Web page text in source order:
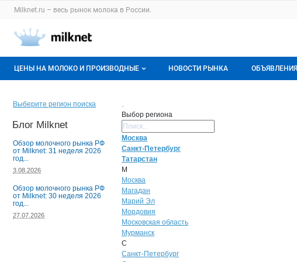
Раздел навигации по сайту milknet.ru
Milknet.ru – весь рынок молока в России.
Авторизация и меню пользователя
Навигация по разделам сайта milknet.ru
ЦЕНЫ НА МОЛОКО И ПРОИЗВОДНЫЕ
О мониторингах
Актуальные мониторинги
Динамика цен
Отзывы
НОВОСТИ РЫНКА ОБЪЯВЛЕНИЯ
Выбор региона
Москва
Санкт-Петербург
Татарстан
М
Москва
Магадан
Марий Эл
Мордовия
Московская область
Мурманск
С
Санкт-Петербург
Выберите регион поиска
Блог Milknet
Обзор молочного рынка РФ
от Milknet: 31 неделя 2026
год...
3.08.2026
Обзор молочного рынка РФ
от Milknet: 30 неделя 2026
год...
27.07.2026